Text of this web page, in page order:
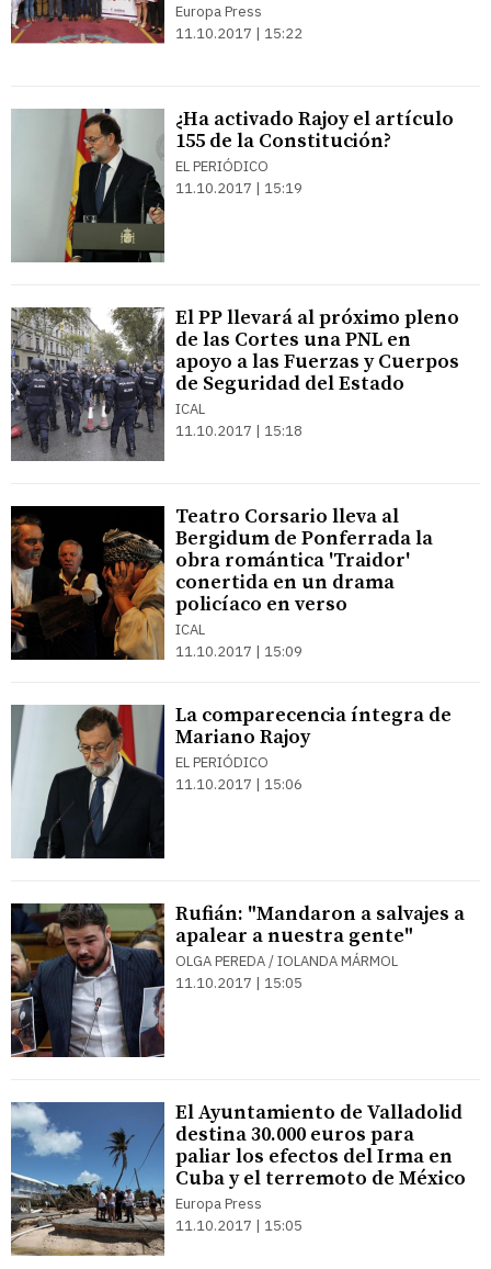
Europa Press
11.10.2017 | 15:22
¿Ha activado Rajoy el artículo
155 de la Constitución?
EL PERIÓDICO
11.10.2017 | 15:19
El PP llevará al próximo pleno
de las Cortes una PNL en
apoyo a las Fuerzas y Cuerpos
de Seguridad del Estado
ICAL
11.10.2017 | 15:18
Teatro Corsario lleva al
Bergidum de Ponferrada la
obra romántica 'Traidor'
conertida en un drama
policíaco en verso
ICAL
11.10.2017 | 15:09
La comparecencia íntegra de
Mariano Rajoy
EL PERIÓDICO
11.10.2017 | 15:06
Rufián: "Mandaron a salvajes a
apalear a nuestra gente"
OLGA PEREDA / IOLANDA MÁRMOL
11.10.2017 | 15:05
El Ayuntamiento de Valladolid
destina 30.000 euros para
paliar los efectos del Irma en
Cuba y el terremoto de México
Europa Press
11.10.2017 | 15:05